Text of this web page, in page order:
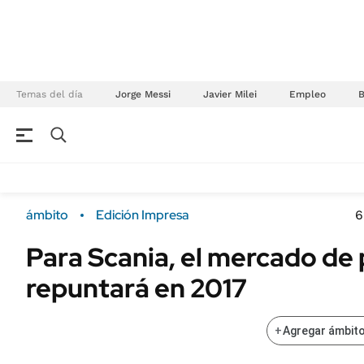
Temas del día Jorge Messi Javier Milei Empleo
Campo
FINANZAS
Sustentabilidad
Seguros
POLÍTICA
ámbito Edición Impresa
Para Scania, el mercado
repuntará en 2017
+Agregar